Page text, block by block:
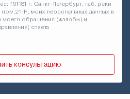
191181, г. Санкт-Петербург, наб. реки
пом.21-Н, моих персональных данных в
моего обращения (жалобы) и
ответа
консультацию